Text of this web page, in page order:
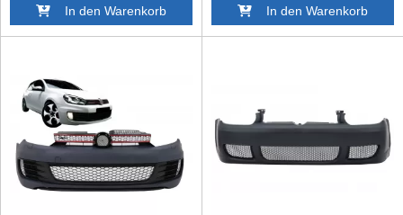
In den Warenkorb In den Warenkorb